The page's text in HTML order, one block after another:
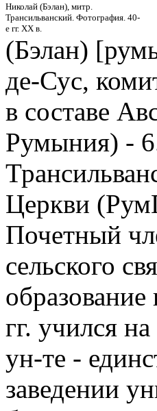
Николай (Бэлан), митр.
Трансильванский. Фотография. 40-
е гг. XX в.
(Бэлан)
де-Сус,
в составе
Румыния) -
Церкви
Почетный
сельского
гг. учился
ун-те -
заведении